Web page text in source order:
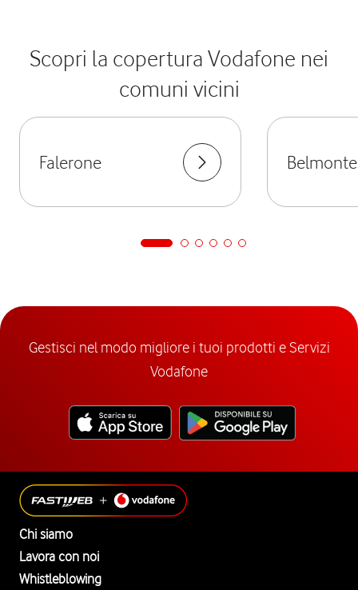
Scopri la copertura Vodafone nei
comuni vicini
Falerone
Gestisci nel modo migliore i tuoi prodotti e Servizi
Vodafone
Chi siamo
Lavora con noi
Whistleblowing